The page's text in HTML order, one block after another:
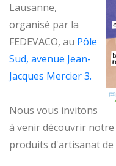
Lausanne,
organisé par la
FEDEVACO, au Pôle
Sud, avenue Jean-
Jacques Mercier 3.
Nous vous invitons
à venir découvrir
produits d'artisanat